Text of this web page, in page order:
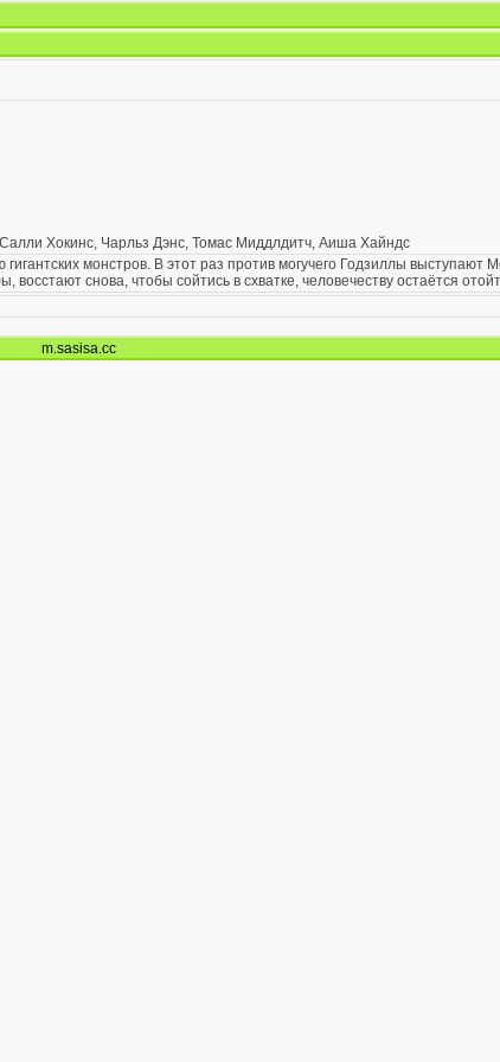
Хокинс, Чарльз Дэнс, Томас Миддлдитч, Аиша Хайндс
монстров. В этот раз против могучего Годзиллы
снова, чтобы сойтись в схватке, человечеству остаётся
m.sasisa.cc